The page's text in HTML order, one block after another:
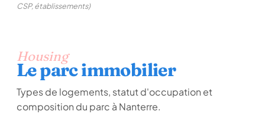
CSP, établissements)
Housing
Le parc immobilier
Types de logements, statut d'occupation et
composition du parc à Nanterre.